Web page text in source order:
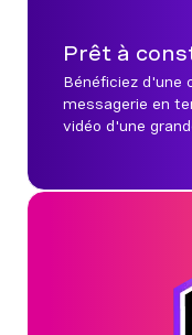
Prêt à
Bénéficiez d'une
messagerie en
vidéo d'une